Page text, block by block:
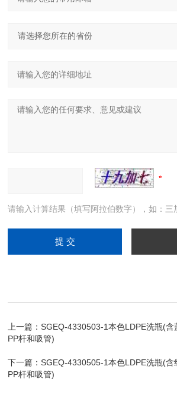
请输入计算结果（填写阿拉伯数字），如：三
上一篇：SGEQ-4330503-1本色LDPE洗瓶(含
PP杆和吸管)
下一篇：SGEQ-4330505-1本色LDPE洗瓶(含
PP杆和吸管)